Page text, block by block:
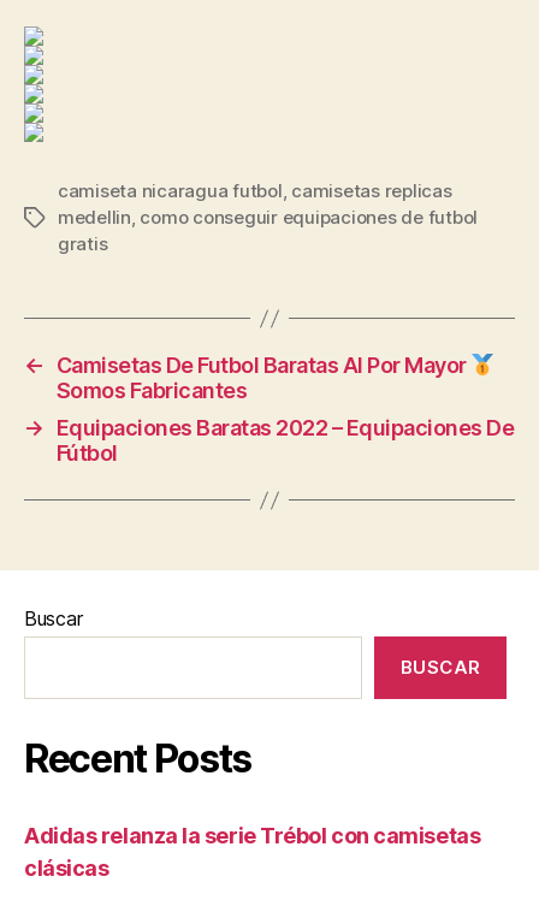
Etiquetas
camiseta nicaragua futbol, camisetas replicas
medellin, como conseguir equipaciones de futbol
gratis
←
Camisetas De Futbol Baratas Al Por Mayor
Somos Fabricantes
→
Equipaciones Baratas 2022 – Equipaciones De
Fútbol
Buscar
BUSCAR
Recent Posts
Adidas relanza la serie Trébol con camisetas
clásicas